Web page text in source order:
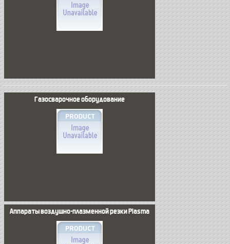
Газосварочное оборудование
Аппараты воздушно-плазменной резки Plasma